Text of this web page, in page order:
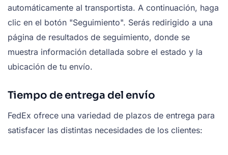
automáticamente al transportista. A continuación, haga
clic en el botón "Seguimiento". Serás redirigido a una
página de resultados de seguimiento, donde se
muestra información detallada sobre el estado y la
ubicación de tu envío.
Tiempo de entrega del envío
FedEx ofrece una variedad de plazos de entrega para
satisfacer las distintas necesidades de los clientes: